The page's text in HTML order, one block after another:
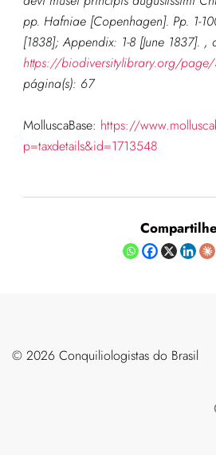
pp. Hafniae [Copenhagen]. Pp. 1-
[1838]; Appendix: 1-8 [June 1837]. ,
https://biodiversitylibrary.org/
página(s): 67
MolluscaBase: https://
p=taxdetails&id=1713548
©️ 2026 Conquiliologistas do Brasil